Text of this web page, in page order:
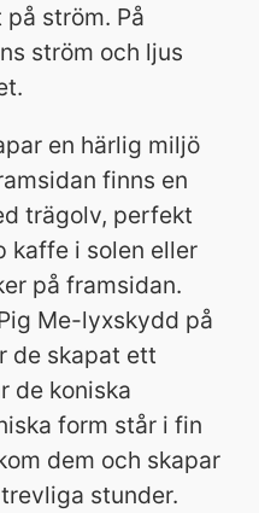
ström. På
ström och ljus
en härlig miljö
finns en
trägolv, perfekt
kaffe i solen eller
på framsidan.
Me-lyxskydd på
de skapat ett
de koniska
form står i fin
dem och skapar
stunder.